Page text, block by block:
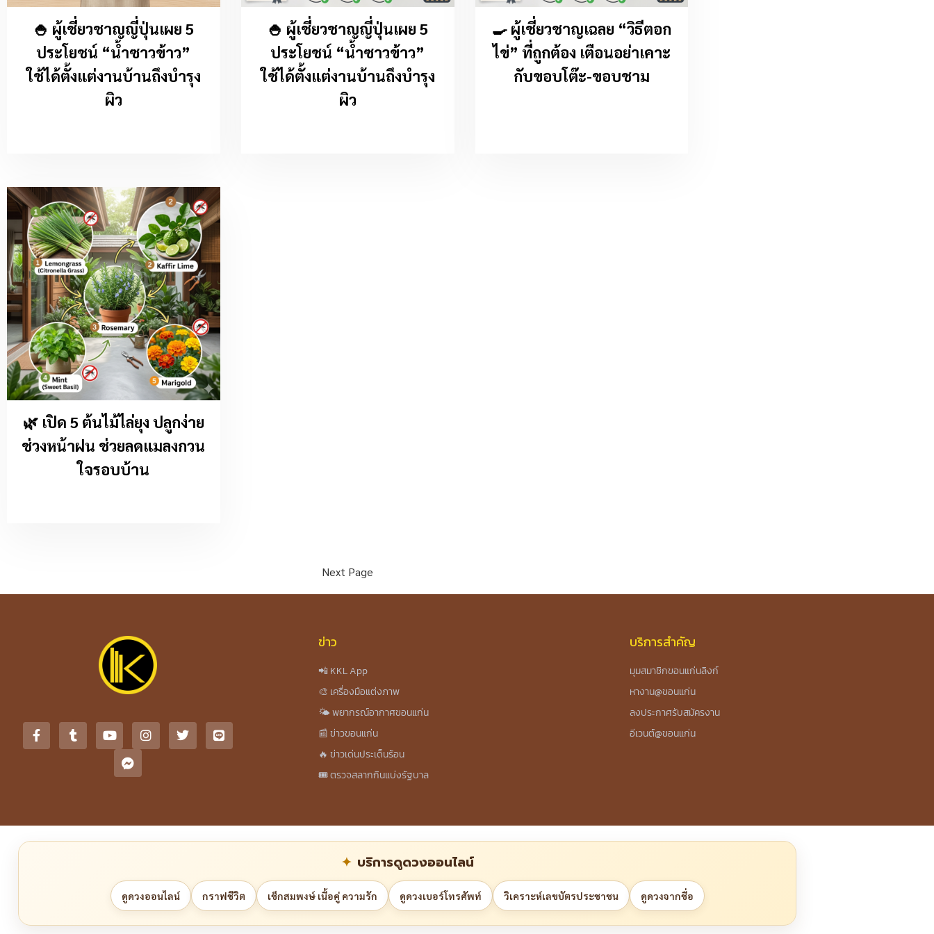
🍚 ผู้เชี่ยวชาญญี่ปุ่นเผย 5
ประโยชน์ “น้ำซาวข้าว”
ใช้ได้ตั้งแต่งานบ้านถึงบำรุง
ผิว
🍚 ผู้เชี่ยวชาญญี่ปุ่นเผย 5
ประโยชน์ “น้ำซาวข้าว”
ใช้ได้ตั้งแต่งานบ้านถึงบำรุง
ผิว
🍳 ผู้เชี่ยวชาญเฉลย “วิธีตอก
ไข่” ที่ถูกต้อง เตือนอย่าเคาะ
กับขอบโต๊ะ-ขอบชาม
🌿 เปิด 5 ต้นไม้ไล่ยุง ปลูกง่าย
ช่วงหน้าฝน ช่วยลดแมลงกวน
ใจรอบบ้าน
Next Page
ข่าว
📲 KKL App
🎨 เครื่องมือแต่งภาพ
🌤️ พยากรณ์อากาศขอนแก่น
📰 ข่าวขอนแก่น
🔥 ข่าวเด่นประเด็นร้อน
🎟️ ตรวจสลากกินแบ่งรัฐบาล
บริการสำคัญ
มุมสมาชิกขอนแก่นลิงก์
หางาน@ขอนแก่น
ลงประกาศรับสมัครงาน
อีเวนต์@ขอนแก่น
บริการดูดวงออนไลน์
ดูดวงออนไลน์ กราฟชีวิต เช็กสมพงษ์ เนื้อคู่ ความรัก ดูดวงเบอร์โทรศัพท์ วิเคราะห์เลขบัตรประชาชน ดูดวงจากชื่อ